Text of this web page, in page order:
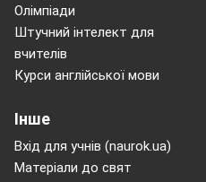
Олімпіади
Штучний інтелект для
вчителів
Курси англійської мови
Інше
Вхід для учнів (naurok.ua)
Матеріали до свят